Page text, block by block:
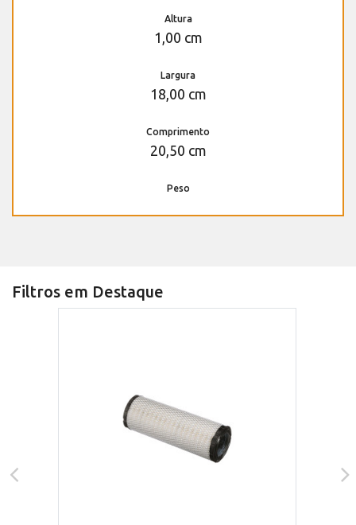
Altura
1,00 cm
Largura
18,00 cm
Comprimento
20,50 cm
Peso
Filtros em Destaque